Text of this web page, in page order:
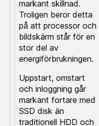
markant skillnad.
Troligen beror detta
på att processor och
bildskärm står för en
stor del av
energiförbrukningen.
Uppstart, omstart
och inloggning går
markant fortare med
SSD disk än
traditionell HDD och